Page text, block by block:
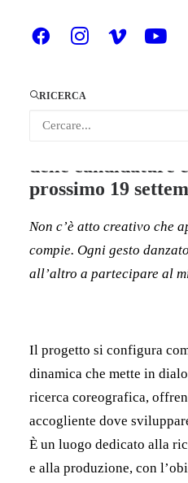
RICERCA
Scadenza invio
progetto
suo bando
delle candidature
prossimo 19
Non c’è atto creativo che
compie. Ogni gesto
all’altro a partecipare al
Il progetto si configura
dinamica che mette in
ricerca coreografica,
accogliente dove
È un luogo dedicato alla
e alla produzione, con